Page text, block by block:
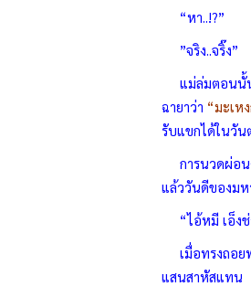
“หา..!?”
”จริง..จริ๊ง”
แม่ล่มตอนนั้นน้
ฉายาว่า “มะเห
รับแขกได้ในวั
การนวดผ่อน
แล้ววันดีของม
“ไอ้หมี เอ็งช่
เมื่อทรงถอยพ
แสนสาหัสแทน